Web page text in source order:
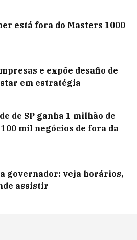
está fora do Masters 1000
e expõe desafio de
em estratégia
de SP ganha 1 milhão de
mil negócios de fora da
governador: veja horários,
assistir